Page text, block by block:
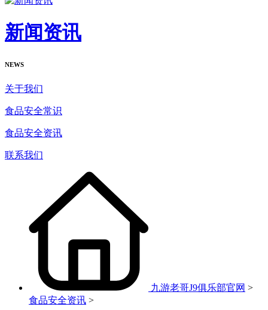
新闻资讯
NEWS
关于我们
食品安全常识
食品安全资讯
联系我们
九游老哥J9俱乐部官网 >
食品安全资讯 >